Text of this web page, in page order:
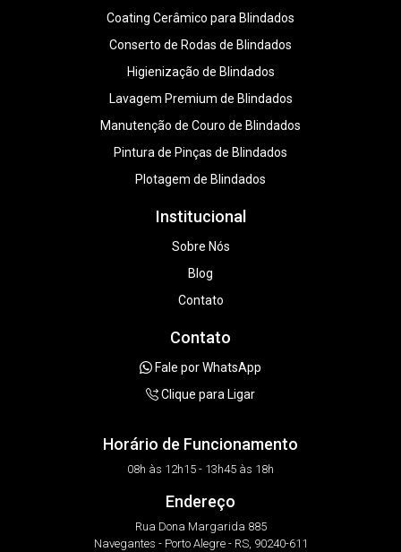
Coating Cerâmico para Blindados
Conserto de Rodas de Blindados
Higienização de Blindados
Lavagem Premium de Blindados
Manutenção de Couro de Blindados
Pintura de Pinças de Blindados
Plotagem de Blindados
Institucional
Sobre Nós
Blog
Contato
Contato
Fale por WhatsApp
Clique para Ligar
Horário de Funcionamento
08h às 12h15 - 13h45 às 18h
Endereço
Rua Dona Margarida 885
Navegantes - Porto Alegre - RS, 90240-611